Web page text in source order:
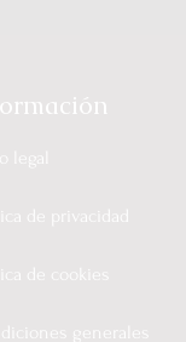
legal
de privacidad
de cookies
generales